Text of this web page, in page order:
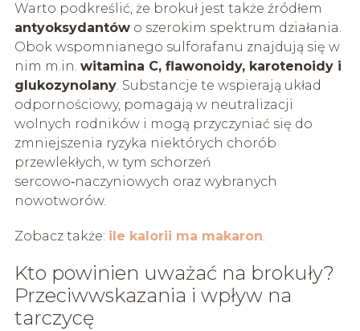
Warto podkreślić, że brokuł jest także źródłem
antyoksydantówo szerokim spektrum działania.
Obok wspomnianego sulforafanu znajdują się w
nim m.in. witamina C, flawonoidy, karotenoidy i
glukozynolany. Substancje te wspierają układ
odpornościowy, pomagają w neutralizacji
wolnych rodników i mogą przyczyniać się do
zmniejszenia ryzyka niektórych chorób
przewlekłych, w tym schorzeń
sercowo‑naczyniowych oraz wybranych
nowotworów.
Zobacz także: ile kalorii ma makaron.
Kto powinien uważać na brokuły?
Przeciwwskazania i wpływ na
tarczycę